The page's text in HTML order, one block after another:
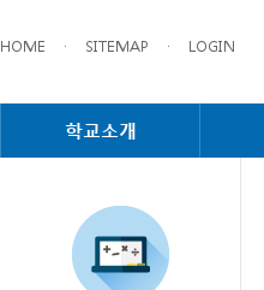
HOME · SITEMAP · LOGIN
학교소개